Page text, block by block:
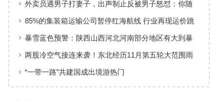
外卖员遇男子打妻子，出声制止反被男子怒怼：你随
便报警！
85%的集装箱运输公司暂停红海航线 行业再现运价跳
涨、一舱难求
暴雪蓝色预警：陕西山西河北河南部分地区有大到暴
雪
两股冷空气接连来袭！东北经历11月第五轮大范围雨
雪天气
“一带一路”共建国成出境游热门